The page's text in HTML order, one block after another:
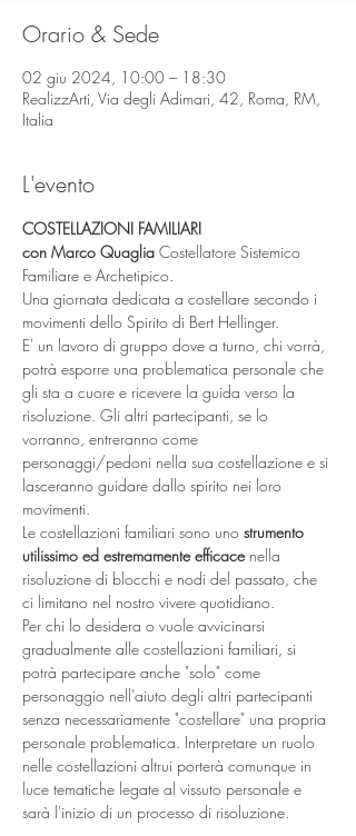
Orario & Sede
02 giu 2024, 10:00 – 18:30
RealizzArti, Via degli Adimari, 42, Roma, RM,
Italia
L'evento
COSTELLAZIONI FAMILIARI
con Marco Quaglia Costellatore Sistemico
Familiare e Archetipico.
Una giornata dedicata a costellare secondo i
movimenti dello Spirito di Bert Hellinger.
E' un lavoro di gruppo dove a turno, chi vorrà,
potrà esporre una problematica personale che
gli sta a cuore e ricevere la guida verso la
risoluzione. Gli altri partecipanti, se lo
vorranno, entreranno come
personaggi/pedoni nella sua costellazione e si
lasceranno guidare dallo spirito nei loro
movimenti.
Le costellazioni familiari sono uno strumento
utilissimo ed estremamente efficace nella
risoluzione di blocchi e nodi del passato, che
ci limitano nel nostro vivere quotidiano.
Per chi lo desidera o vuole avvicinarsi
gradualmente alle costellazioni familiari, si
potrà partecipare anche "solo" come
personaggio nell'aiuto degli altri partecipanti
senza necessariamente "costellare" una propria
personale problematica. Interpretare un ruolo
nelle costellazioni altrui porterà comunque in
luce tematiche legate al vissuto personale e
sarà l'inizio di un processo di risoluzione.